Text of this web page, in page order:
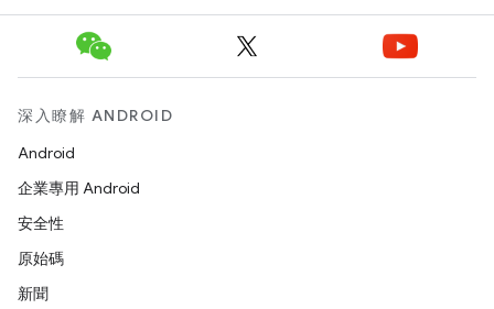
深入瞭解 ANDROID
Android
企業專用 Android
安全性
原始碼
新聞